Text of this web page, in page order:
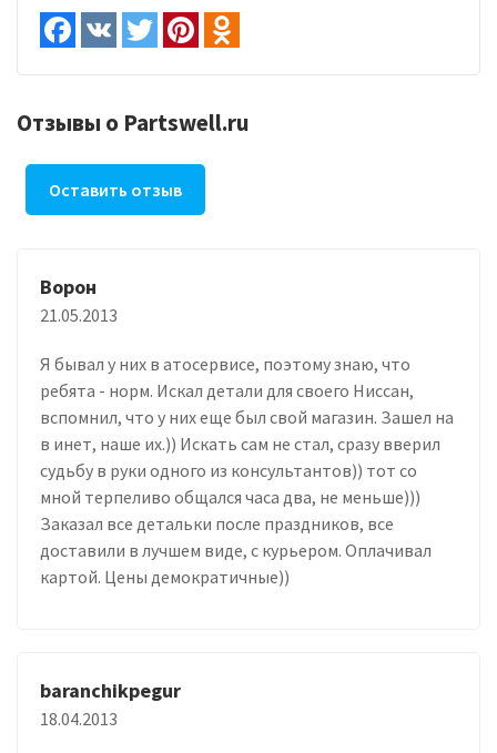
Отзывы о Partswell.ru
Оставить отзыв
Ворон
21.05.2013
Я бывал у них в атосервисе, поэтому знаю, что
ребята - норм. Искал детали для своего Ниссан,
вспомнил, что у них еще был свой магазин. Зашел на
в инет, наше их.)) Искать сам не стал, сразу вверил
судьбу в руки одного из консультантов)) тот со
мной терпеливо общался часа два, не меньше)))
Заказал все детальки после праздников, все
доставили в лучшем виде, с курьером. Оплачивал
картой. Цены демократичные))
baranchikpegur
18.04.2013